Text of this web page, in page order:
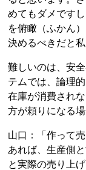
めてもダメです
を俯瞰（ふかん
決めるべきだと
難しいのは、安
テムでは、論理
在庫が消費され
方が頼りになる
山口：「作って
あれば、生産側
と実際の売り上